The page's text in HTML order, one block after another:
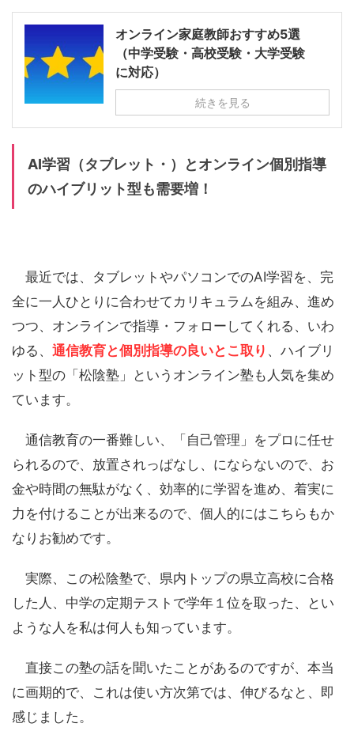
オンライン家庭教師おすすめ5選
（中学受験・高校受験・大学受験
に対応）
続きを見る
AI学習（タブレット・）とオンライン個別指導
のハイブリット型も需要増！
最近では、タブレットやパソコンでのAI学習を、完
全に一人ひとりに合わせてカリキュラムを組み、進め
つつ、オンラインで指導・フォローしてくれる、いわ
ゆる、 通信教育と個別指導の良いとこ取り 、ハイブリ
ット型の「松陰塾」というオンライン塾も人気を集め
ています。
通信教育の一番難しい、「自己管理」をプロに任せ
られるので、放置されっぱなし、にならないので、お
金や時間の無駄がなく、効率的に学習を進め、着実に
力を付けることが出来るので、個人的にはこちらもか
なりお勧めです。
実際、この松陰塾で、県内トップの県立高校に合格
した人、中学の定期テストで学年１位を取った、とい
ような人を私は何人も知っています。
直接この塾の話を聞いたことがあるのですが、本当
に画期的で、これは使い方次第では、伸びるなと、即
感じました。